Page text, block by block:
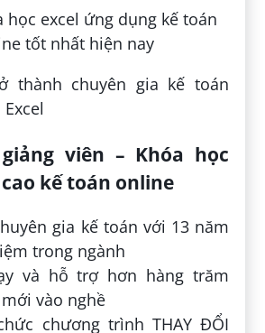
thành chuyên gia kế toán
viên – Khóa học
kế toán online
gia kế toán với 13 năm
trong ngành
và hỗ trợ hơn hàng trăm
vào nghề
chương trình THAY ĐỔI